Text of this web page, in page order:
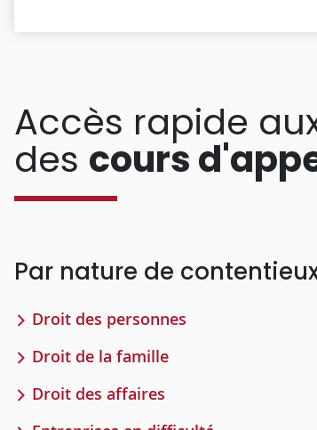
Accès rapide
des cours
Par nature de
Droit des personnes
Droit de la famille
Droit des affaires